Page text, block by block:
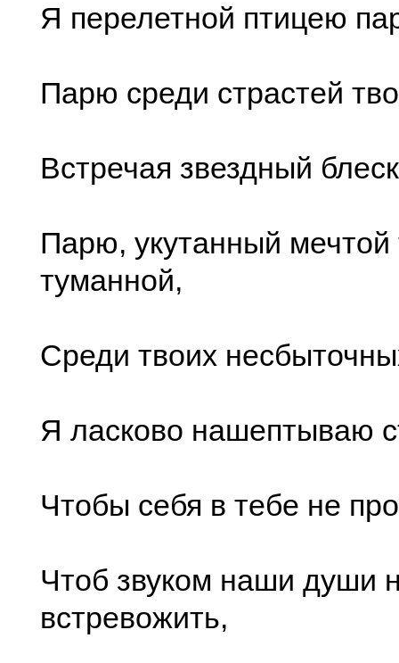
Я перелетной птицею
Парю среди страстей
Встречая звездный
Парю, укутанный мечтой
туманной,
Среди твоих
Я ласково нашептываю
Чтобы себя в тебе не
Чтоб звуком наши души
встревожить,